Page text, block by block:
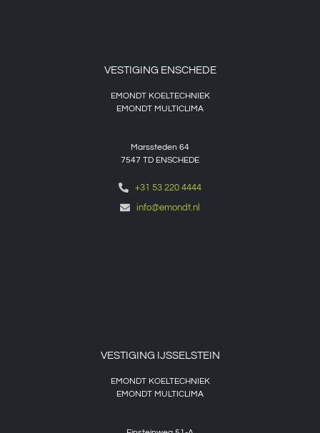
VESTIGING ENSCHEDE
EMONDT KOELTECHNIEK
EMONDT MULTICLIMA
Marssteden 64
7547 TD ENSCHEDE
+31 53 220 4444
info@emondt.nl
VESTIGING IJSSELSTEIN
EMONDT KOELTECHNIEK
EMONDT MULTICLIMA